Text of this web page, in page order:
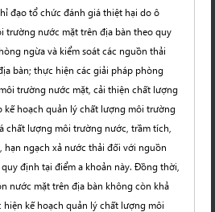
đạo tổ chức đánh giá thiệt hại do ô
trường nước mặt trên địa bàn theo quy
ngừa và kiểm soát các nguồn thải
bàn; thực hiện các giải pháp phòng
trường nước mặt, cải thiện chất lượng
kế hoạch quản lý chất lượng môi trường
chất lượng môi trường nước, trầm tích,
hạn ngạch xả nước thải đối với nguồn
định tại điểm a khoản này. Đồng thời,
nước mặt trên địa bàn không còn khả
kế hoạch quản lý chất lượng môi